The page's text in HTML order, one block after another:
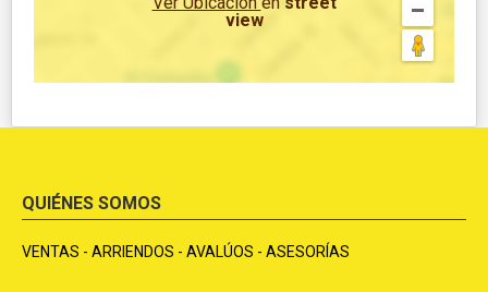
view
QUIÉNES SOMOS
VENTAS - ARRIENDOS - AVALÚOS - ASESORÍAS